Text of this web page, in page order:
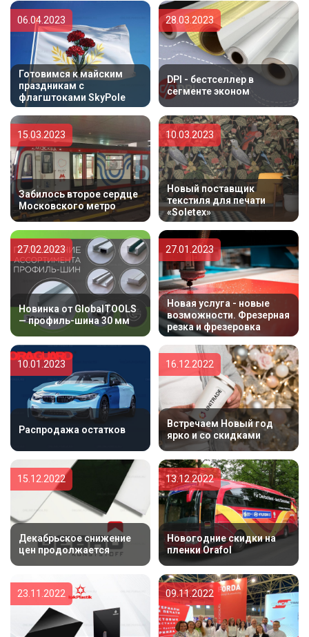
Готовимся к майским
праздникам с
флагштоками SkyPole
06.04.2023
DPI - бестселлер в
сегменте эконом
28.03.2023
Забилось второе сердце
Московского метро
15.03.2023
Новый поставщик
текстиля для печати
«Soletex»
10.03.2023
Новинка от GlobalTOOLS
— профиль-шина 30 мм
27.02.2023
Новая услуга - новые
возможности. Фрезерная
резка и фрезеровка
27.01.2023
Распродажа остатков
10.01.2023
Встречаем Новый год
ярко и со скидками
16.12.2022
Декабрьское снижение
цен продолжается
15.12.2022
Новогодние скидки на
пленки Orafol
13.12.2022
23.11.2022 09.11.2022